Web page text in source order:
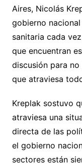
Aires, Nicolás
gobierno
sanitaria cada
que encuentran
discusión para
que atraviesa
Kreplak sostuvo
atraviesa una
directa de las
el gobierno
sectores están